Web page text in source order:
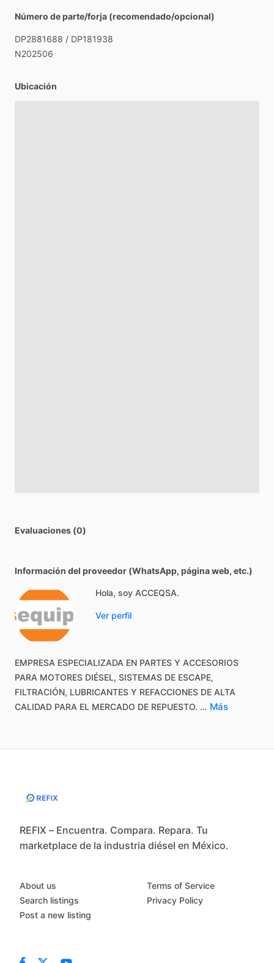
Número de parte/forja (recomendado/opcional)
DP2881688 ​/​ DP181938
N202506
Ubicación
Evaluaciones (0)
Información del proveedor (WhatsApp, página web, etc.)
Hola, soy ACCEQSA.
Ver perfil
EMPRESA ESPECIALIZADA EN PARTES Y ACCESORIOS
PARA MOTORES DIÉSEL, SISTEMAS DE ESCAPE,
FILTRACIÓN, LUBRICANTES Y REFACCIONES DE ALTA
CALIDAD PARA EL MERCADO DE REPUESTO. … Más
REFIX – Encuentra. Compara. Repara. Tu
marketplace de la industria diésel en México.
About us
Search listings
Post a new listing
Terms of Service
Privacy Policy